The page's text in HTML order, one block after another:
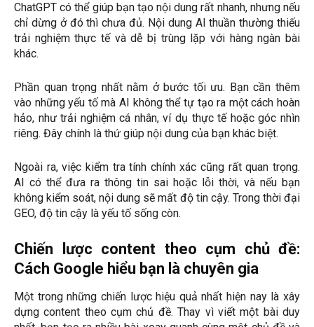
ChatGPT có thể giúp bạn tạo nội dung rất nhanh, nhưng nếu
chỉ dừng ở đó thì chưa đủ. Nội dung AI thuần thường thiếu
trải nghiệm thực tế và dễ bị trùng lặp với hàng ngàn bài
khác.
Phần quan trọng nhất nằm ở bước tối ưu. Bạn cần thêm
vào những yếu tố mà AI không thể tự tạo ra một cách hoàn
hảo, như trải nghiệm cá nhân, ví dụ thực tế hoặc góc nhìn
riêng. Đây chính là thứ giúp nội dung của bạn khác biệt.
Ngoài ra, việc kiểm tra tính chính xác cũng rất quan trọng.
AI có thể đưa ra thông tin sai hoặc lỗi thời, và nếu bạn
không kiểm soát, nội dung sẽ mất độ tin cậy. Trong thời đại
GEO, độ tin cậy là yếu tố sống còn.
Chiến lược content theo cụm chủ đề:
Cách Google hiểu bạn là chuyên gia
Một trong những chiến lược hiệu quả nhất hiện nay là xây
dựng content theo cụm chủ đề. Thay vì viết một bài duy